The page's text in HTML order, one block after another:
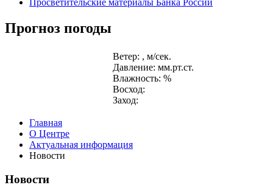
Просветительские материалы Банка России
Прогноз погоды
Ветер: , м/сек.
Давление: мм.рт.ст.
Влажность: %
Восход:
Заход:
Главная
О Центре
Актуальная информация
Новости
Новости